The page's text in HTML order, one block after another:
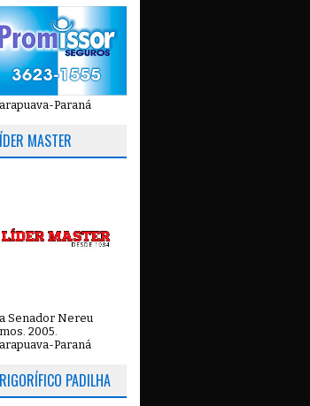
Paraná
MASTER
Senador Nereu
2005.
Paraná
PADILHA